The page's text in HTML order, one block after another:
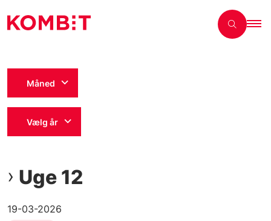
Måned
Vælg år
Uge 12
19-03-2026